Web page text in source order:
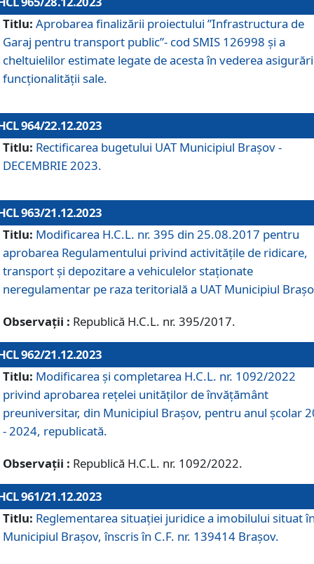
Titlu: Aprobarea finalizării proiectului ”Infrastructura de
Garaj pentru transport public”- cod SMIS 126998 și a
cheltuielilor estimate legate de acesta în vederea
funcționalității sale.
964/22.12.2023
Titlu: Rectificarea bugetului UAT Municipiul Braşov -
DECEMBRIE 2023.
963/21.12.2023
Titlu: Modificarea H.C.L. nr. 395 din 25.08.2017 pentru
aprobarea Regulamentului privind activitățile de ridicare,
transport şi depozitare a vehiculelor staționate
neregulamentar pe raza teritorială a UAT Municipiul
Observații : Republică H.C.L. nr. 395/2017.
962/21.12.2023
Titlu: Modificarea și completarea H.C.L. nr. 1092/2022
privind aprobarea rețelei unităților de învăţământ
preuniversitar, din Municipiul Braşov, pentru anul școlar
- 2024, republicată.
Observații : Republică H.C.L. nr. 1092/2022.
961/21.12.2023
Titlu: Reglementarea situației juridice a imobilului situat
Municipiul Brașov, înscris în C.F. nr. 139414 Brașov.